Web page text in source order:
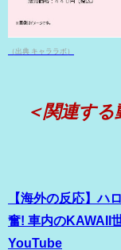
（出典 キャララボ）
＜関連する
【海外の反応】ハ
奮! 車内のKAWAII
YouTube